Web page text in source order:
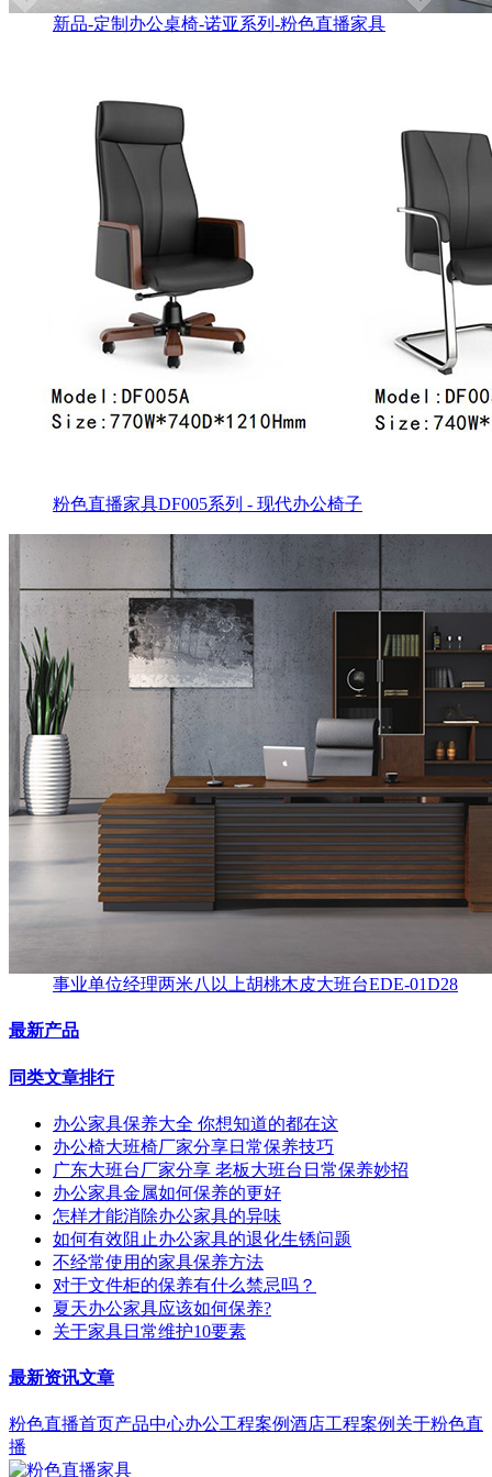
新品-定制办公桌椅-诺亚系列-粉色直播家具
粉色直播家具DF005系列 - 现代办公椅子
事业单位经理两米八以上胡桃木皮大班台EDE-01D28
最新产品
同类文章排行
办公家具保养大全 你想知道的都在这
办公椅大班椅厂家分享日常保养技巧
广东大班台厂家分享 老板大班台日常保养妙招
办公家具金属如何保养的更好
怎样才能消除办公家具的异味
如何有效阻止办公家具的退化生锈问题
不经常使用的家具保养方法
对于文件柜的保养有什么禁忌吗？
夏天办公家具应该如何保养?
关于家具日常维护10要素
最新资讯文章
粉色直播首页产品中心办公工程案例酒店工程案例 关于粉色直
播